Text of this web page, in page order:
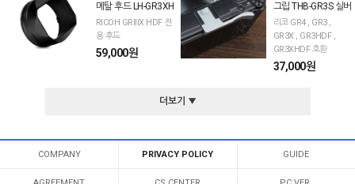
메탈 후드 LH-GR3XH
RICOH GRIIIX HDF 전
용 후드
59,000원
그립 THB-GR3S 실버
리코 GR4 , GR3 ,
GR3X , GR3HDF ,
GR3XHDF 호환
37,000원
더보기 ▼
COMPANY PRIVACY POLICY GUIDE